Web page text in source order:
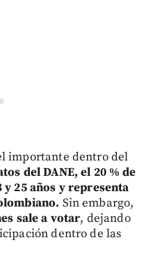
2
importante dentro del
del DANE, el 20 % de
25 años y representa
Sin embargo,
sale a votar, dejando
dentro de las